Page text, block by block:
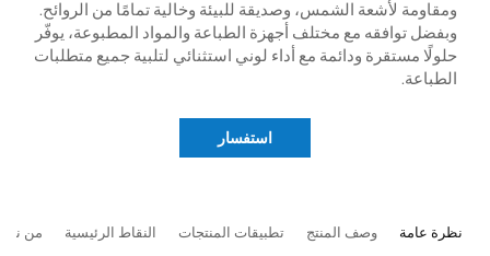
ومقاومة لأشعة الشمس، وصديقة للبيئة وخالية تمامًا من الروائح.
وبفضل توافقه مع مختلف أجهزة الطباعة والمواد المطبوعة، يوفّر
حلولًا مستقرة ودائمة مع أداء لوني استثنائي لتلبية جميع متطلبات
الطباعة.
استفسار
نظرة عامة وصف المنتج تطبيقات المنتجات النقاط الرئيسية من